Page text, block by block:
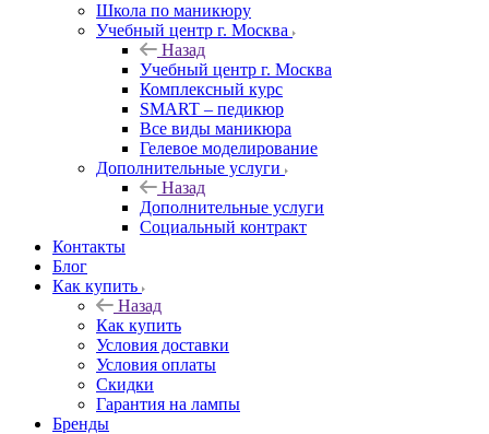
Школа по маникюру
Учебный центр г. Москва
Назад
Учебный центр г. Москва
Комплексный курс
SMART – педикюр
Все виды маникюра
Гелевое моделирование
Дополнительные услуги
Назад
Дополнительные услуги
Социальный контракт
Контакты
Блог
Как купить
Назад
Как купить
Условия доставки
Условия оплаты
Скидки
Гарантия на лампы
Бренды